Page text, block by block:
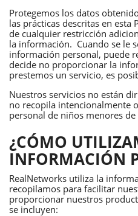
Protegemos los datos
las prácticas descritas en esta
de cualquier restricción
la información. Cuando se le
información personal, puede
decide no proporcionar la
prestemos un servicio, es
Nuestros servicios no están
no recopila intencionalmente
personal de niños menores de
¿CÓMO
INFORMACIÓN
RealNetworks utiliza la
recopilamos para facilitar
proporcionar nuestros
se incluyen: